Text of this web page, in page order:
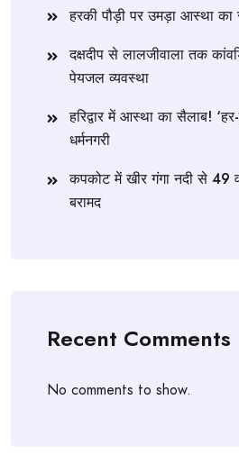
हरकी पौड़ी पर उमड़ा आस्था का
दक्षदीप से लालजीवाला तक
पेयजल व्यवस्था
हरिद्वार में आस्था का सैलाब!
धर्मनगरी
कपकोट में खीर गंगा नदी से 49
बरामद
Recent Comments
No comments to show.